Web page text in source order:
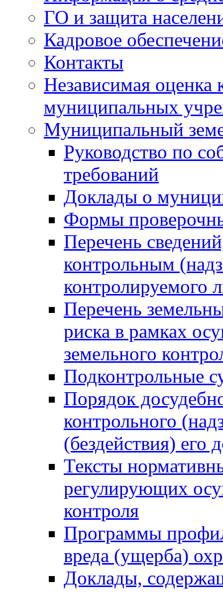
ГО и защита
Кадровое
Контакты
Независимая оценка
муниципальных
Муниципальный
Руководство по
требований
Доклады о
Формы
Перечень
контрольным
контролируемого
Перечень
риска в рамках
земельного
Подконтрольные
Порядок
контрольного
(бездействия)
Тексты
регулирующих
контроля
Программы
вреда (ущерба)
Доклады,